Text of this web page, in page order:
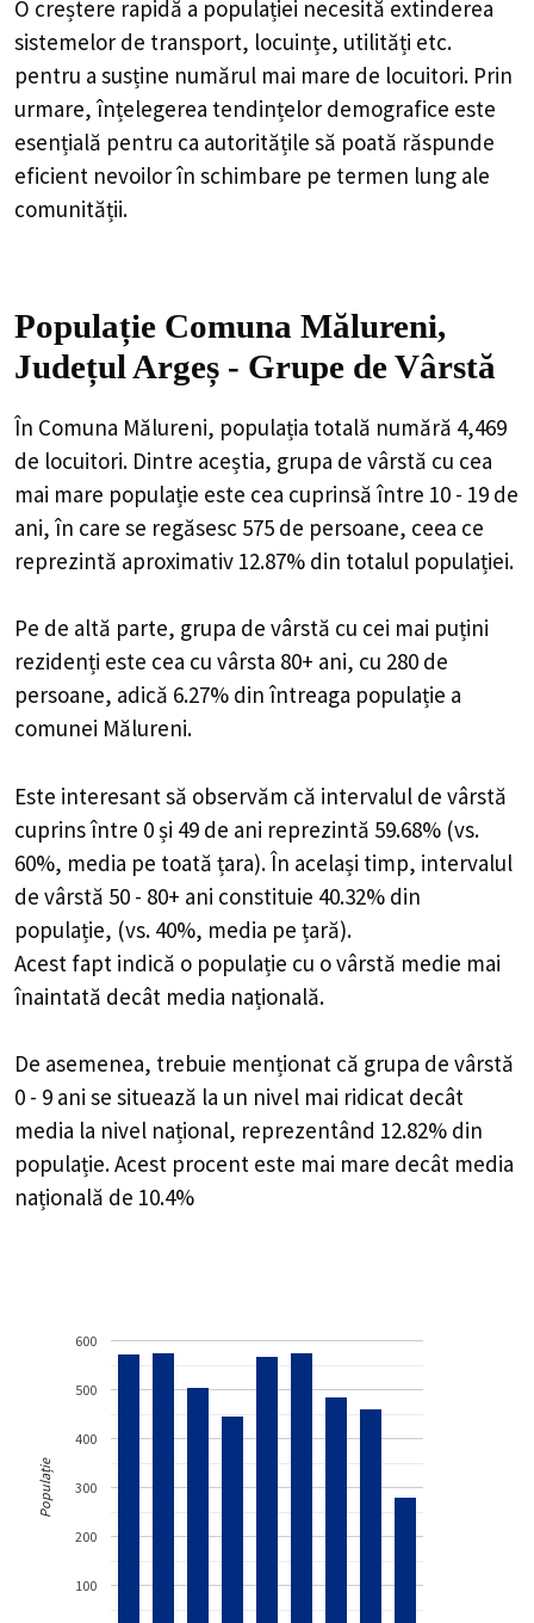
O creștere rapidă a populației necesită extinderea
sistemelor de transport, locuințe, utilități etc.
pentru a susține numărul mai mare de locuitori. Prin
urmare, înțelegerea tendințelor demografice este
esențială pentru ca autoritățile să poată răspunde
eficient nevoilor în schimbare pe termen lung ale
comunității.
Populație Comuna Mălureni,
Județul Argeș - Grupe de Vârstă
În Comuna Mălureni, populația totală numără 4,469
de locuitori. Dintre aceștia, grupa de vârstă cu cea
mai mare populație este cea cuprinsă între 10 - 19 de
ani, în care se regăsesc 575 de persoane, ceea ce
reprezintă aproximativ 12.87% din totalul populației.
Pe de altă parte, grupa de vârstă cu cei mai puțini
rezidenți este cea cu vârsta 80+ ani, cu 280 de
persoane, adică 6.27% din întreaga populație a
comunei Mălureni.
Este interesant să observăm că intervalul de vârstă
cuprins între 0 și 49 de ani reprezintă 59.68% (vs.
60%, media pe toată țara). În același timp, intervalul
de vârstă 50 - 80+ ani constituie 40.32% din
populație, (vs. 40%, media pe țară).
Acest fapt indică o populație cu o vârstă medie mai
înaintată decât media națională.
De asemenea, trebuie menționat că grupa de vârstă
0 - 9 ani se situează la un nivel mai ridicat decât
media la nivel național, reprezentând 12.82% din
populație. Acest procent este mai mare decât media
națională de 10.4%
100
200
300
400
500
600
Populație